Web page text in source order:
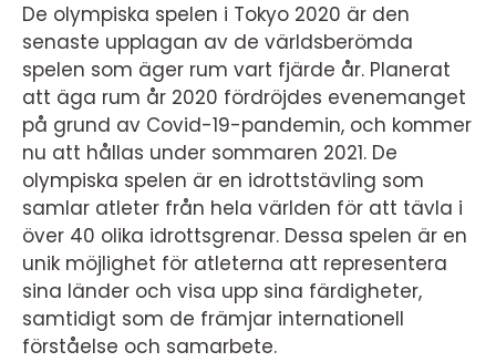
De olympiska spelen i Tokyo 2020 är den
senaste upplagan av de världsberömda
spelen som äger rum vart fjärde år. Planerat
att äga rum år 2020 fördröjdes evenemanget
på grund av Covid-19-pandemin, och kommer
nu att hållas under sommaren 2021. De
olympiska spelen är en idrottstävling som
samlar atleter från hela världen för att tävla i
över 40 olika idrottsgrenar. Dessa spelen är en
unik möjlighet för atleterna att representera
sina länder och visa upp sina färdigheter,
samtidigt som de främjar internationell
förståelse och samarbete.